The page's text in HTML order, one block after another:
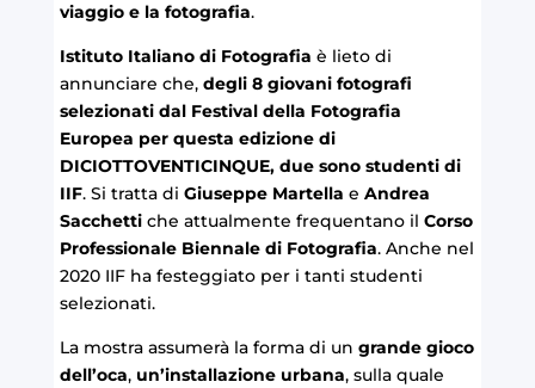
viaggio e la fotografia.
Istituto Italiano di Fotografia è lieto di
annunciare che, degli 8 giovani fotografi
selezionati dal Festival della Fotografia
Europea per questa edizione di
DICIOTTOVENTICINQUE, due sono studenti di
IIF. Si tratta di Giuseppe Martella e Andrea
Sacchettiche attualmente frequentano il Corso
Professionale Biennale di Fotografia. Anche nel
2020IIF ha festeggiato per i tanti studenti
selezionati.
La mostra assumerà la forma di un grande gioco
dell’oca, un’installazione urbana, sulla quale